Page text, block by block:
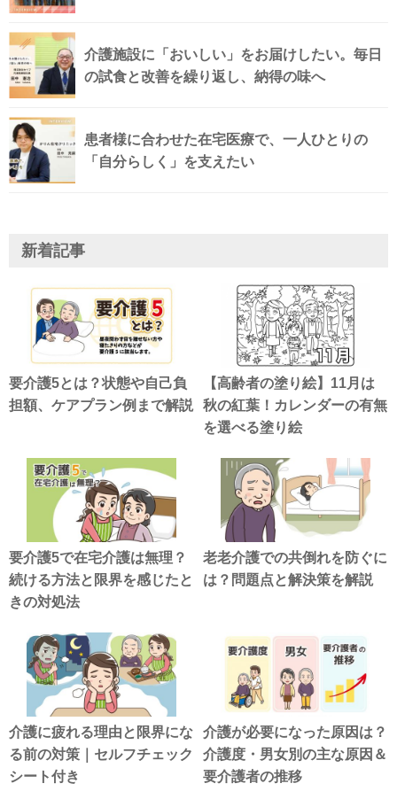
介護施設に「おいしい」をお届けしたい。毎日
の試食と改善を繰り返し、納得の味へ
患者様に合わせた在宅医療で、一人ひとりの
「自分らしく」を支えたい
新着記事
要介護5とは？状態や自己負
担額、ケアプラン例まで解説
【高齢者の塗り絵】11月は
秋の紅葉！カレンダーの有無
を選べる塗り絵
要介護5で在宅介護は無理？
続ける方法と限界を感じたと
きの対処法
老老介護での共倒れを防ぐに
は？問題点と解決策を解説
介護に疲れる理由と限界にな
る前の対策｜セルフチェック
シート付き
介護が必要になった原因は？
介護度・男女別の主な原因＆
要介護者の推移